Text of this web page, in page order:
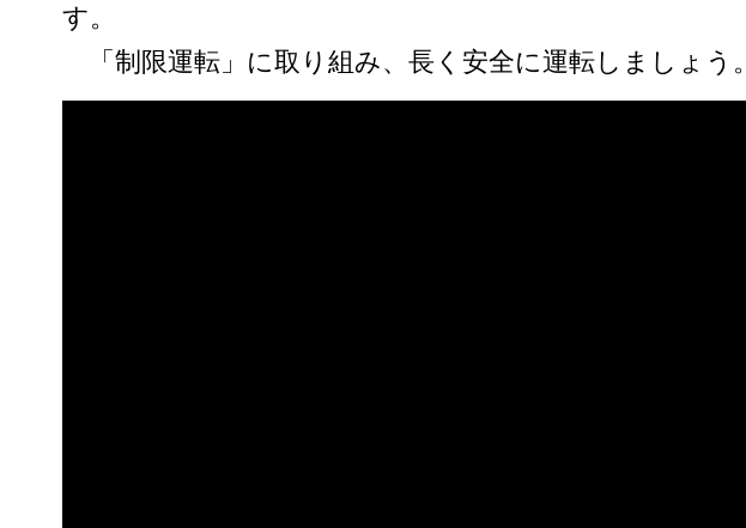
す。
「 制限運転」に取り組み、長く安全に運転しましょう。